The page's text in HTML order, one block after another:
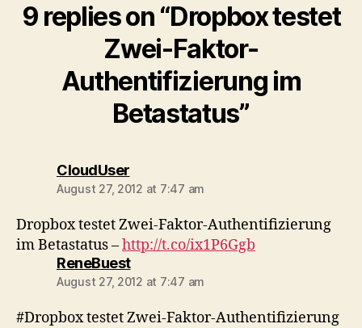
9 replies on “Dropbox testet
Zwei-Faktor-
Authentifizierung im
Betastatus”
CloudUsersays:
August 27, 2012 at 7:47 am
Dropbox testet Zwei-Faktor-Authentifizierung
im Betastatus –http://t.co/ix1P6Ggb
ReneBuestsays:
August 27, 2012 at 7:47 am
#Dropbox testet Zwei-Faktor-Authentifizierung